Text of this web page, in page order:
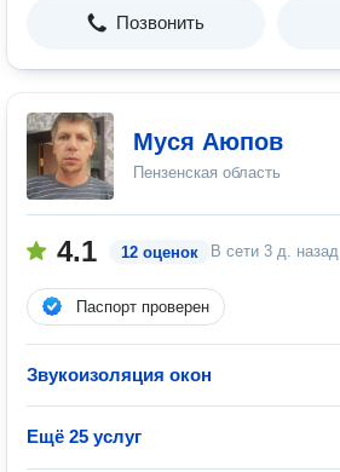
Позвонить
Муся Аюпов
Пензенская область
4.1 12 оценок В сети 3 д. назад
Паспорт проверен
Звукоизоляция окон
Ещё 25 услуг